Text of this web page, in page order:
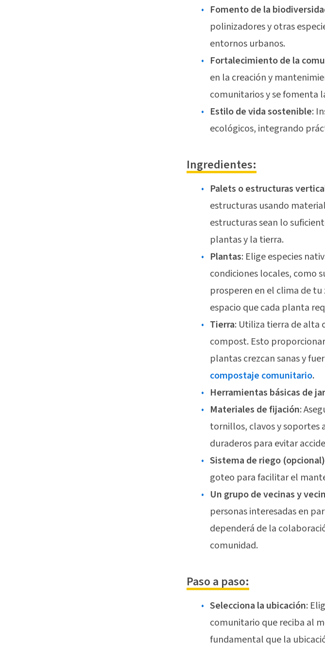
Fomento de la
polinizadores y otras
entornos urbanos.
Fortalecimiento de la
en la creación y
comunitarios y se fomenta
Estilo de vida sostenible:
ecológicos, integrando
Ingredientes:
Palets o estructuras
estructuras usando
estructuras sean lo
plantas y la tierra.
Plantas: Elige especies
condiciones locales, como
prosperen en el clima de tu
espacio que cada planta
Tierra: Utiliza tierra de alta
compost. Esto
plantas crezcan sanas y
compostaje comunitario.
Herramientas básicas de
Materiales de fijación:
tornillos, clavos y soportes
duraderos para evitar
Sistema de riego (opcional)
goteo para facilitar el
Un grupo de vecinas y
personas interesadas en
dependerá de la
comunidad.
Paso a paso:
Selecciona la ubicación:
comunitario que reciba al
fundamental que la